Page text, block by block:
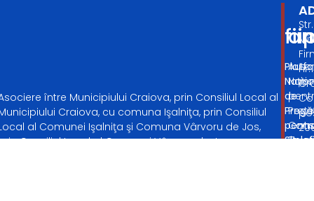
între Municipiului Craiova, prin Consiliul Local al
Craiova, cu comuna Işalniţa, prin Consiliul
al Comunei Işalniţa şi Comuna Vârvoru de Jos,
Consiliul Local al Comunei Vârvoru de Jos.
Str.
de